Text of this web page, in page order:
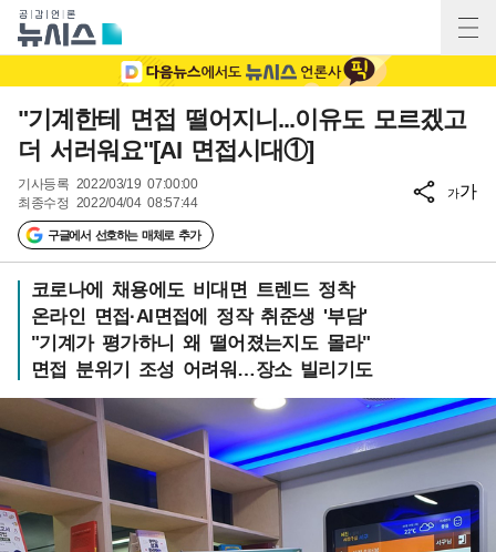
"기계한테 면접 떨어지니...이유도 모르겠고
더 서러워요"[AI 면접시대①]
기사등록 2022/03/19 07:00:00
최종수정 2022/04/04 08:57:44
구글에서 선호하는 매체로 추가
가가
코로나에 채용에도 비대면 트렌드 정착
온라인 면접·AI면접에 정작 취준생 '부담'
"기계가 평가하니 왜 떨어졌는지도 몰라"
면접 분위기 조성 어려워…장소 빌리기도